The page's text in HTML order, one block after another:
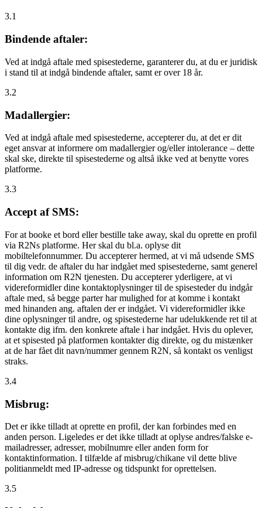
3.1
Bindende aftaler:
Ved at indgå aftale med spisestederne, garanterer du, at du er juridisk
i stand til at indgå bindende aftaler, samt er over 18 år.
3.2
Madallergier:
Ved at indgå aftale med spisestederne, accepterer du, at det er dit
eget ansvar at informere om madallergier og/eller intolerance – dette
skal ske, direkte til spisestederne og altså ikke ved at benytte vores
platforme.
3.3
Accept af SMS:
For at booke et bord eller bestille take away, skal du oprette en profil
via R2Ns platforme. Her skal du bl.a. oplyse dit
mobiltelefonnummer. Du accepterer hermed, at vi må udsende SMS
til dig vedr. de aftaler du har indgået med spisestederne, samt generel
information om R2N tjenesten. Du accepterer yderligere, at vi
videreformidler dine kontaktoplysninger til de spisesteder du indgår
aftale med, så begge parter har mulighed for at komme i kontakt
med hinanden ang. aftalen der er indgået. Vi videreformidler ikke
dine oplysninger til andre, og spisestederne har udelukkende ret til at
kontakte dig ifm. den konkrete aftale i har indgået. Hvis du oplever,
at et spisested på platformen kontakter dig direkte, og du mistænker
at de har fået dit navn/nummer gennem R2N, så kontakt os venligst
straks.
3.4
Misbrug:
Det er ikke tilladt at oprette en profil, der kan forbindes med en
anden person. Ligeledes er det ikke tilladt at oplyse andres/falske e-
mailadresser, adresser, mobilnumre eller anden form for
kontaktinformation. I tilfælde af misbrug/chikane vil dette blive
politianmeldt med IP-adresse og tidspunkt for oprettelsen.
3.5